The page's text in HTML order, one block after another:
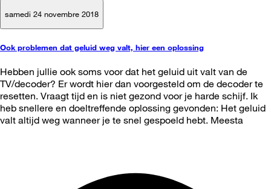
samedi 24 novembre 2018
Ook problemen dat geluid weg valt, hier een oplossing
Hebben jullie ook soms voor dat het geluid uit valt van de
TV/decoder? Er wordt hier dan voorgesteld om de decoder te
resetten. Vraagt tijd en is niet gezond voor je harde schijf. Ik
heb snellere en doeltreffende oplossing gevonden: Het geluid
valt altijd weg wanneer je te snel gespoeld hebt. Meesta